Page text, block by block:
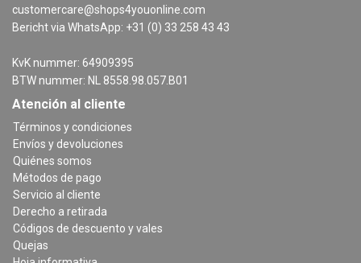
customercare@shops4youonline.com
Bericht via WhatsApp: +31 (0) 33 258 43 43
KvK nummer: 64909395
BTW nummer: NL 8558.98.057.B01
Atención al cliente
Términos y condiciones
Envíos y devoluciones
Quiénes somos
Métodos de pago
Servicio al cliente
Derecho a retirada
Códigos de descuento y vales
Quejas